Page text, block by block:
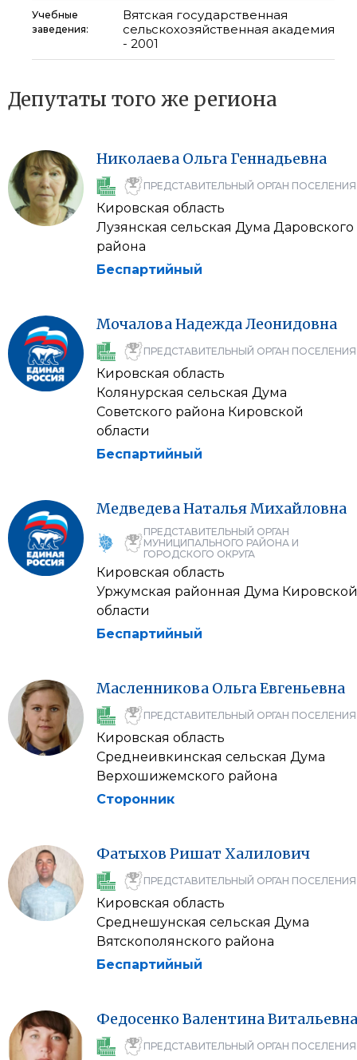
Учебные
заведения:
Вятская государственная
сельскохозяйственная академия
- 2001
Депутаты того же региона
Николаева Ольга Геннадьевна
ПРЕДСТАВИТЕЛЬНЫЙ ОРГАН ПОСЕЛЕНИЯ
Кировская область
Лузянская сельская Дума Даровского
района
Беспартийный
МочаловаНадеждаЛеонидовна
ПРЕДСТАВИТЕЛЬНЫЙ ОРГАН ПОСЕЛЕНИЯ
Кировская область
Колянурская сельская Дума
Советского района Кировской
области
Беспартийный
МедведеваНатальяМихайловна
ПРЕДСТАВИТЕЛЬНЫЙ ОРГАН
МУНИЦИПАЛЬНОГО РАЙОНА И
ГОРОДСКОГО ОКРУГА
Кировская область
Уржумская районная Дума Кировской
области
Беспартийный
Масленникова ОльгаЕвгеньевна
ПРЕДСТАВИТЕЛЬНЫЙ ОРГАН ПОСЕЛЕНИЯ
Кировская область
Среднеивкинская сельская Дума
Верхошижемского района
Сторонник
Фатыхов Ришат Халилович
ПРЕДСТАВИТЕЛЬНЫЙ ОРГАН ПОСЕЛЕНИЯ
Кировская область
Среднешунская сельская Дума
Вятскополянского района
Беспартийный
Федосенко ВалентинаВитальевна
ПРЕДСТАВИТЕЛЬНЫЙ ОРГАН ПОСЕЛЕНИЯ